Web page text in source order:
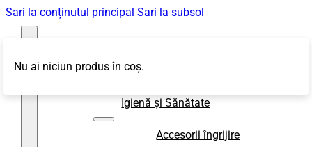
Sari la conținutul principal Sari la subsol
Igienă și Sănătate
Accesorii îngrijire
Nu ai niciun produs în coș.